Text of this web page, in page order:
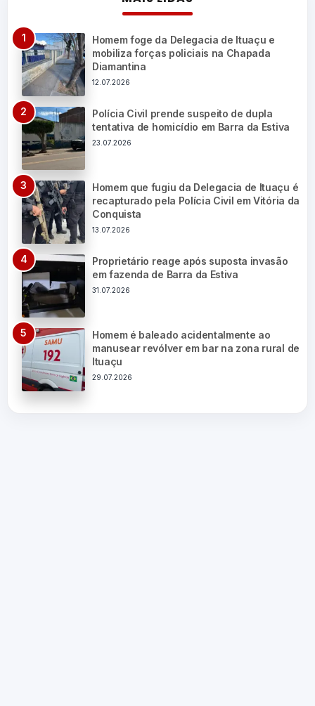
Homem foge da Delegacia de Ituaçu e
mobiliza forças policiais na Chapada
Diamantina
12.07.2026
Polícia Civil prende suspeito de dupla
tentativa de homicídio em Barra da Estiva
23.07.2026
Homem que fugiu da Delegacia de Ituaçu é
recapturado pela Polícia Civil em Vitória da
Conquista
13.07.2026
Proprietário reage após suposta invasão
em fazenda de Barra da Estiva
31.07.2026
Homem é baleado acidentalmente ao
manusear revólver em bar na zona rural de
Ituaçu
29.07.2026